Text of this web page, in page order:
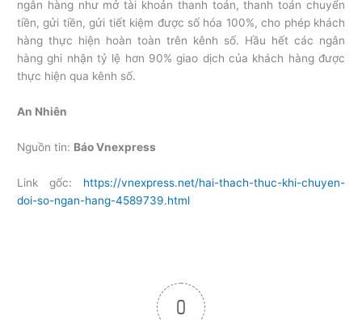
ngân hàng như mở tài khoản thanh toán, thanh toán chuyển
tiền, gửi tiền, gửi tiết kiệm được số hóa 100%, cho phép khách
hàng thực hiện hoàn toàn trên kênh số. Hầu hết các ngân
hàng ghi nhận tỷ lệ hơn 90% giao dịch của khách hàng được
thực hiện qua kênh số.
An Nhiên
Nguồn tin: Báo Vnexpress
Link gốc: https://vnexpress.net/hai-thach-thuc-khi-chuyen-
doi-so-ngan-hang-4589739.html
0